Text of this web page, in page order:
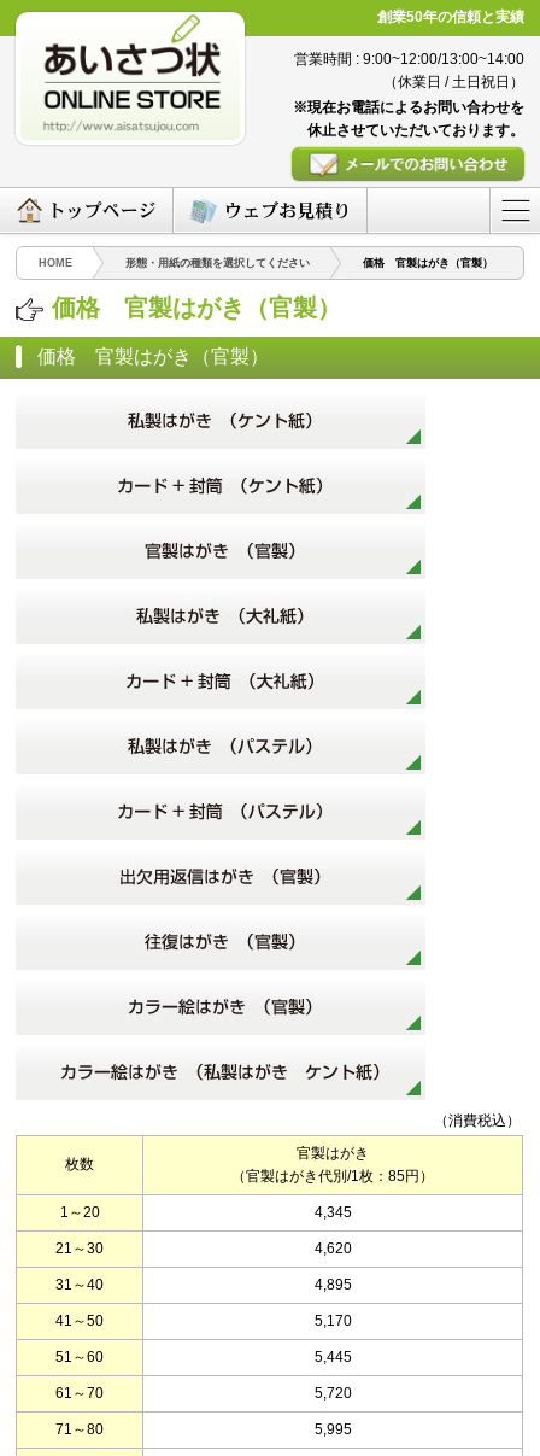
創業50年の信頼と実績
営業時間 : 9:00~12:00/13:00~14:00
（休業日 / 土日祝日）
※現在お電話によるお問い合わせを
休止させていただいております。
HOME 形態・用紙の種類を選択してください 価格 官製はがき（官製）
価格 官製はがき（官製）
価格 官製はがき（官製）
（消費税込）
枚数
官製はがき
（官製はがき代別/1枚：85円）
1～20 4,345
21～30 4,620
31～40 4,895
41～50 5,170
51～60 5,445
61～70 5,720
71～80 5,995